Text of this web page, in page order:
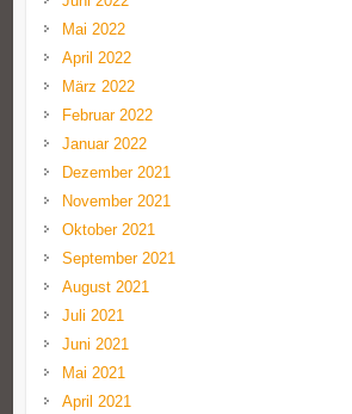
Mai 2022
April 2022
März 2022
Februar 2022
Januar 2022
Dezember 2021
November 2021
Oktober 2021
September 2021
August 2021
Juli 2021
Juni 2021
Mai 2021
April 2021